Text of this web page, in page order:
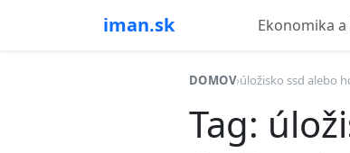
iman.sk Ekonomika
DOMOV›úložisko ssd alebo
Tag: